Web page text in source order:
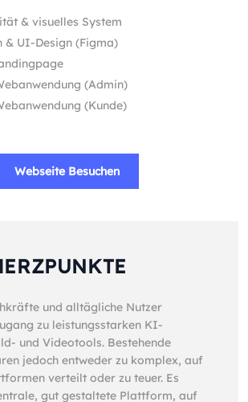
& visuelles System
& UI-Design (Figma)
(Admin)
(Kunde)
Webseite Besuchen
und alltägliche Nutzer
zu leistungsstarken KI-
und Videotools. Bestehende
jedoch entweder zu komplex, auf
verteilt oder zu teuer. Es
gut gestaltete Plattform, auf